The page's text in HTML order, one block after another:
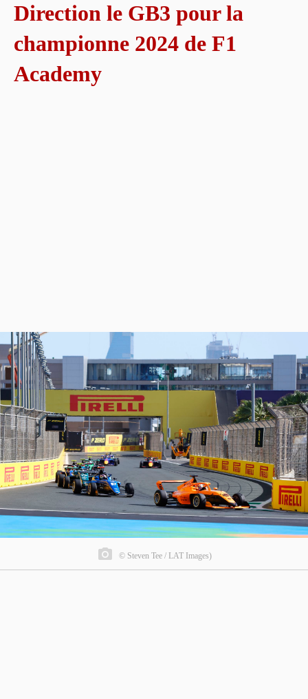
Direction le GB3 pour la
championne 2024 de F1
Academy
© Steven Tee / LAT Images)